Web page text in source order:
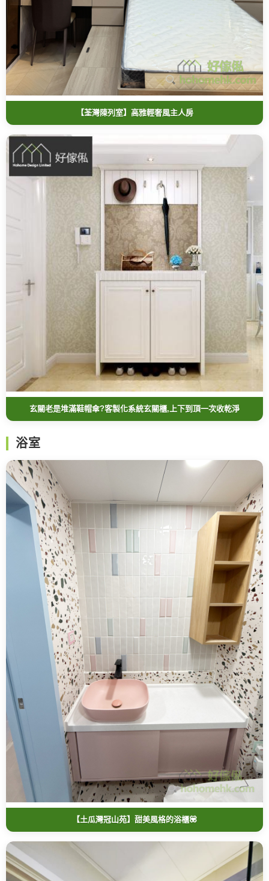
【荃灣陳列室】高雅輕奢風主人房
玄關老是堆滿鞋帽傘?客製化系統玄關櫃,上下到頂一次收乾淨
浴室
【土瓜灣冠山苑】甜美風格的浴櫃💟